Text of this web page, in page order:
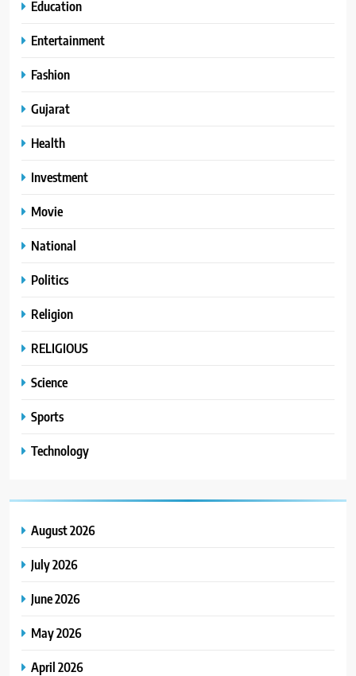
Education
Entertainment
Fashion
Gujarat
Health
Investment
Movie
National
Politics
Religion
RELIGIOUS
Science
Sports
Technology
August 2026
July 2026
June 2026
May 2026
April 2026